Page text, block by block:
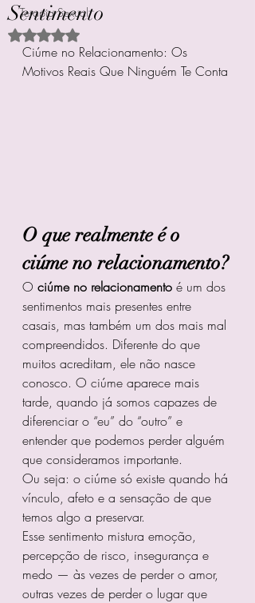
Terapia Sexual
Sentimento
Avaliado com NaN de 5 estrelas.
Ciúme no Relacionamento: Os
Motivos Reais Que Ninguém Te Conta
O que realmente é o
ciúme no relacionamento?
O ciúme no relacionamento é um dos
sentimentos mais presentes entre
casais, mas também um dos mais mal
compreendidos. Diferente do que
muitos acreditam, ele não nasce
conosco. O ciúme aparece mais
tarde, quando já somos capazes de
diferenciar o “eu” do “outro” e
entender que podemos perder alguém
que consideramos importante.
Ou seja: o ciúme só existe quando há
vínculo, afeto e a sensação de que
temos algo a preservar.
Esse sentimento mistura emoção,
percepção de risco, insegurança e
medo — às vezes de perder o amor,
outras vezes de perder o lugar que